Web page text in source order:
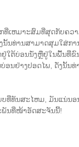
ທີ່ເຫມາະສົມທີ່ສຸດກັບຄວ
ນທ່ານສາມາດສຸມໃສ່ກາ
ໃຕ້ບ່ອນນັ່ງຫຼືຢູ່ໃນພື້ນທີ່
ນຢ່າງປອດໄພ, ດັ່ງນັ້ນທ່
ທີ່ທັນສະໄຫມ, ມັນແນ່ນອ
ພັນທີ່ໜ້າອັດສະຈັນນີ້!